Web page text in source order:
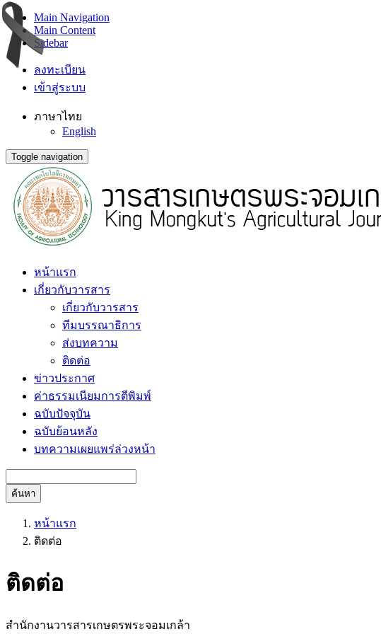
Main Navigation
Main Content
Sidebar
ลงทะเบียน
เข้าสู่ระบบ
ภาษาไทย
English
Toggle navigation
หน้าแรก
เกี่ยวกับวารสาร
เกี่ยวกับวารสาร
ทีมบรรณาธิการ
ส่งบทความ
ติดต่อ
ข่าวประกาศ
ค่าธรรมเนียมการตีพิมพ์
ฉบับปัจจุบัน
ฉบับย้อนหลัง
บทความเผยแพร่ล่วงหน้า
ค้นหา
หน้าแรก
ติดต่อ
ติดต่อ
สำนักงานวารสารเกษตรพระจอมเกล้า